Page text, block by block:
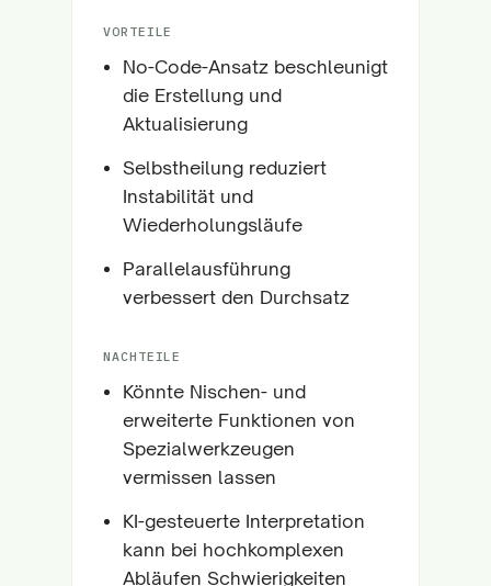
VORTEILE
No-Code-Ansatz beschleunigt
die Erstellung und
Aktualisierung
Selbstheilung reduziert
Instabilität und
Wiederholungsläufe
Parallelausführung
verbessert den Durchsatz
NACHTEILE
Könnte Nischen- und
erweiterte Funktionen von
Spezialwerkzeugen
vermissen lassen
KI-gesteuerte Interpretation
kann bei hochkomplexen
Abläufen Schwierigkeiten